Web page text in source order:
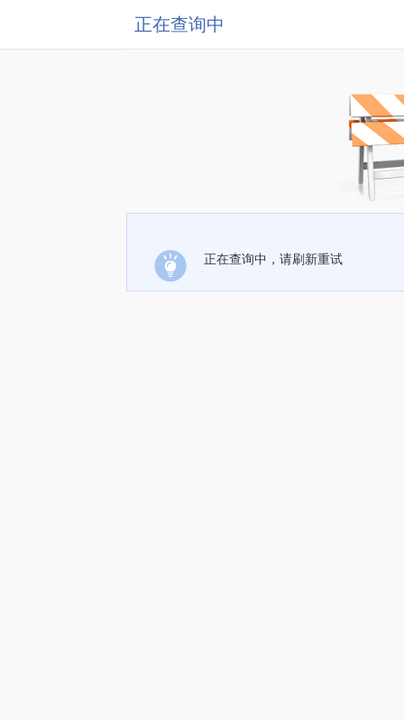
正在查询中
正在查询中，请刷新重试